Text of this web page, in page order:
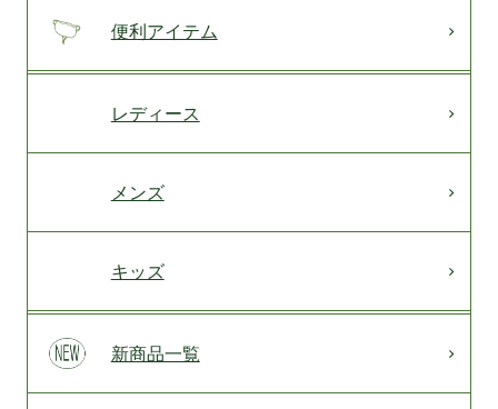
便利アイテム
レディース
メンズ
キッズ
新商品一覧